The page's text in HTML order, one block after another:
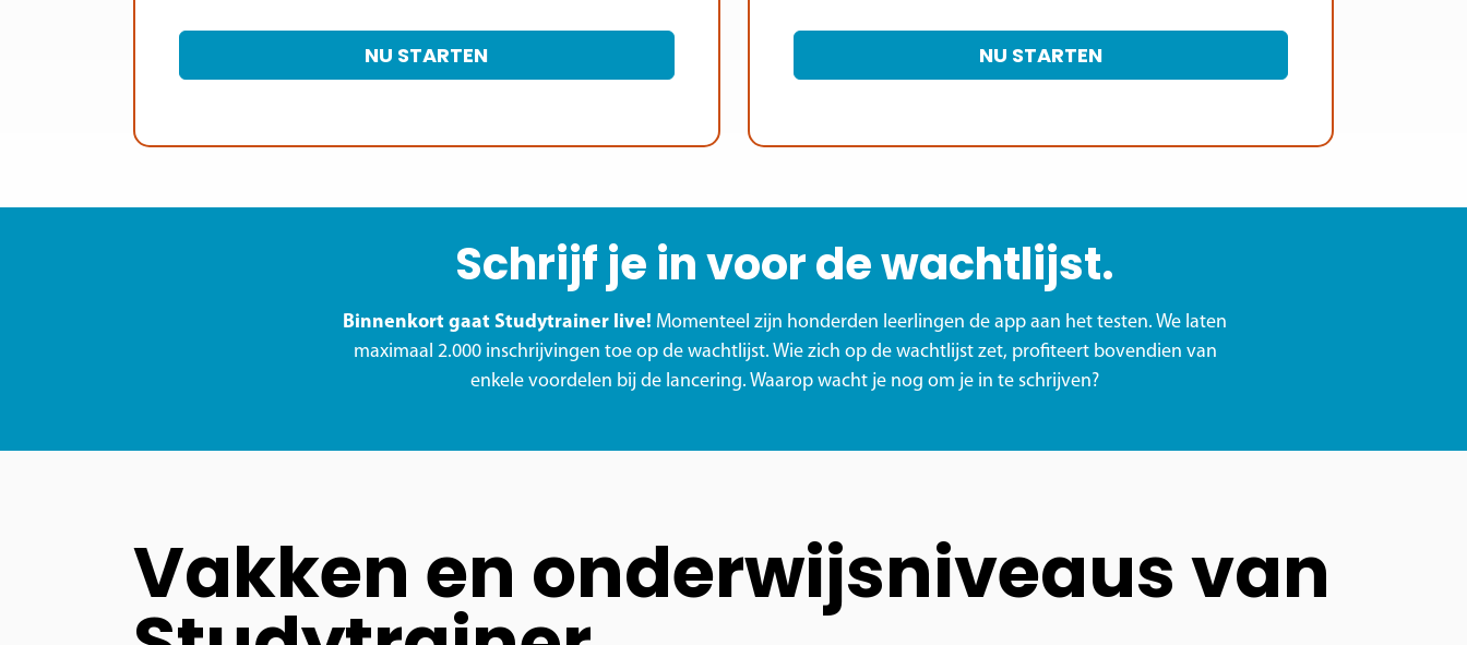
NU STARTEN NU STARTEN
Schrijf je in voor de wachtlijst.
Binnenkort gaat Studytrainer live! Momenteel zijn honderden leerlingen de app aan het testen. We laten
maximaal 2.000 inschrijvingen toe op de wachtlijst. Wie zich op de wachtlijst zet, profiteert bovendien van
enkele voordelen bij de lancering. Waarop wacht je nog om je in te schrijven?
Vakken en onderwijsniveaus van